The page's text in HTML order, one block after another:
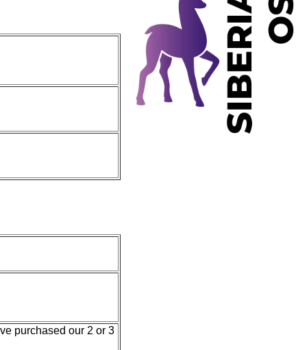
purchased our 2 or 3